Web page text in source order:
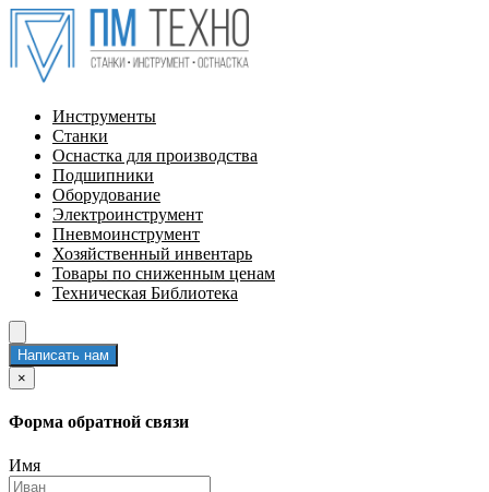
Инструменты
Станки
Оснастка для производства
Подшипники
Оборудование
Электроинструмент
Пневмоинструмент
Хозяйственный инвентарь
Товары по сниженным ценам
Техническая Библиотека
Написать нам
×
Форма обратной связи
Имя